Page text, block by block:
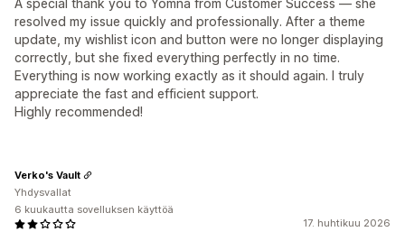
A special thank you to Yomna from Customer Success — she
resolved my issue quickly and professionally. After a theme
update, my wishlist icon and button were no longer displaying
correctly, but she fixed everything perfectly in no time.
Everything is now working exactly as it should again. I truly
appreciate the fast and efficient support.
Highly recommended!
17. huhtikuu 2026
Verko's Vault
Yhdysvallat
6 kuukautta sovelluksen käyttöä